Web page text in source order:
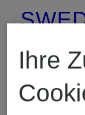
Ihre